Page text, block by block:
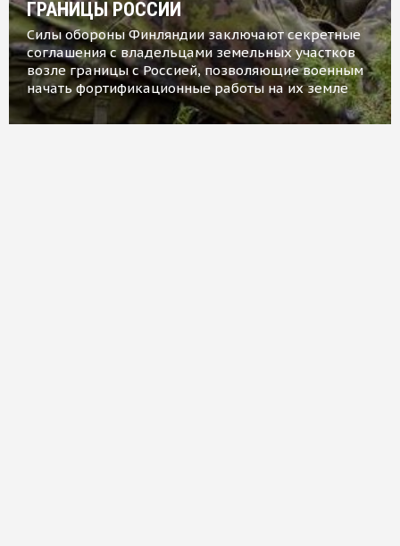
ГРАНИЦЫ РОССИИ
Силы обороны Финляндии заключают секретные
соглашения с владельцами земельных участков
возле границы с Россией, позволяющие военным
начать фортификационные работы на их земле